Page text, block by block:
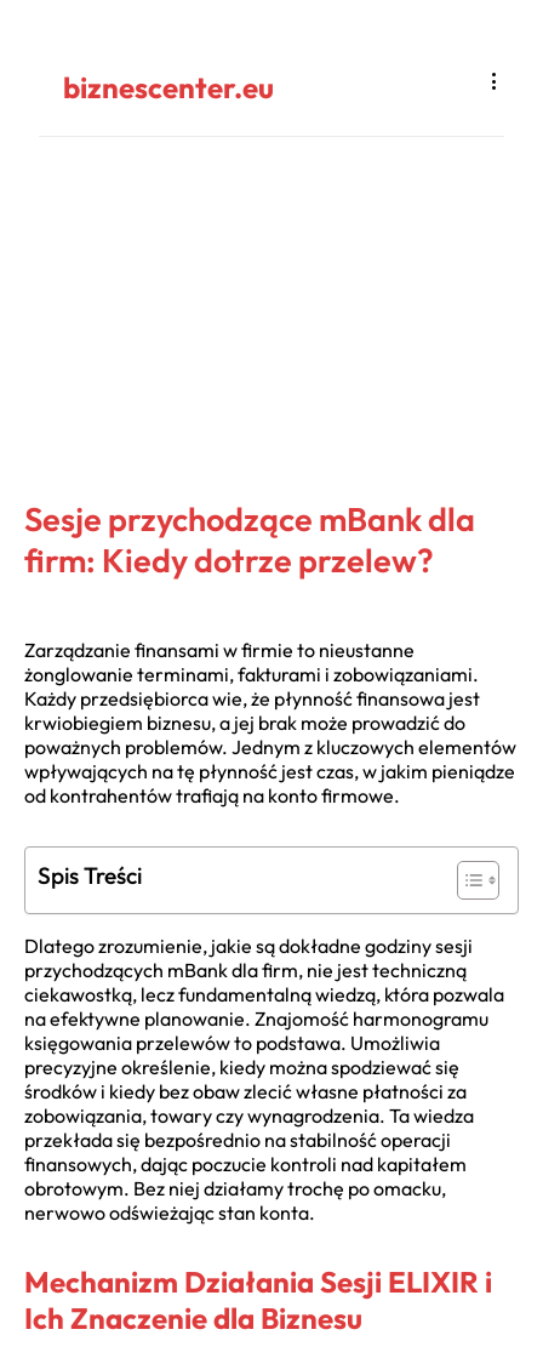
biznescenter.eu
Sesje przychodzące mBank dla
firm: Kiedy dotrze przelew?
Zarządzanie finansami w firmie to nieustanne
żonglowanie terminami, fakturami i zobowiązaniami.
Każdy przedsiębiorca wie, że płynność finansowa jest
krwiobiegiem biznesu, a jej brak może prowadzić do
poważnych problemów. Jednym z kluczowych elementów
wpływających na tę płynność jest czas, w jakim pieniądze
od kontrahentów trafiają na konto firmowe.
Spis Treści
Dlatego zrozumienie, jakie są dokładne godziny sesji
przychodzących mBank dla firm, nie jest techniczną
ciekawostką, lecz fundamentalną wiedzą, która pozwala
na efektywne planowanie. Znajomość harmonogramu
księgowania przelewów to podstawa. Umożliwia
precyzyjne określenie, kiedy można spodziewać się
środków i kiedy bez obaw zlecić własne płatności za
zobowiązania, towary czy wynagrodzenia. Ta wiedza
przekłada się bezpośrednio na stabilność operacji
finansowych, dając poczucie kontroli nad kapitałem
obrotowym. Bez niej działamy trochę po omacku,
nerwowo odświeżając stan konta.
Mechanizm Działania Sesji ELIXIR i
Ich Znaczenie dla Biznesu